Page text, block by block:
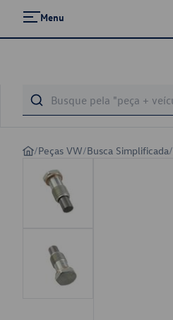
Menu
/Peças VW/Busca Simplificada/